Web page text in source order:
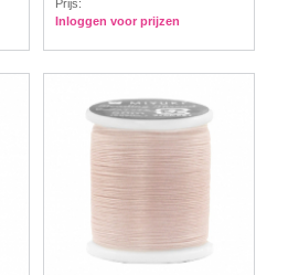
Prijs:
Inloggen voor prijzen